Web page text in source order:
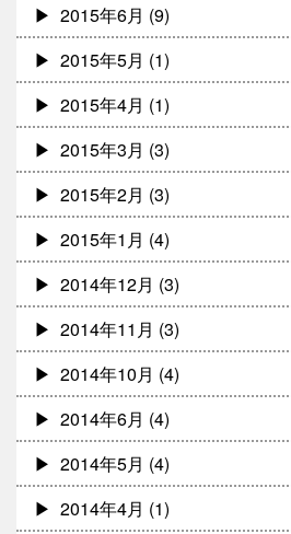
2015年6月 (9)
2015年5月 (1)
2015年4月 (1)
2015年3月 (3)
2015年2月 (3)
2015年1月 (4)
2014年12月 (3)
2014年11月 (3)
2014年10月 (4)
2014年6月 (4)
2014年5月 (4)
2014年4月 (1)